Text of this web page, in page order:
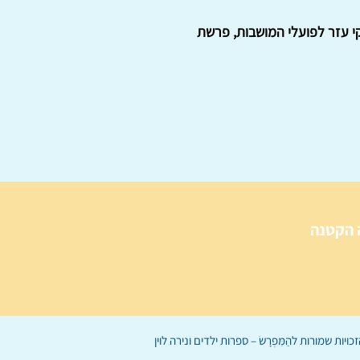
זכויותיו של פועל הפרדס, משקי עזר לפועלי המושבות, פרשת
הקטנה
הַמִּפְרָשׂ – ספרות ילדים ונירה לוין